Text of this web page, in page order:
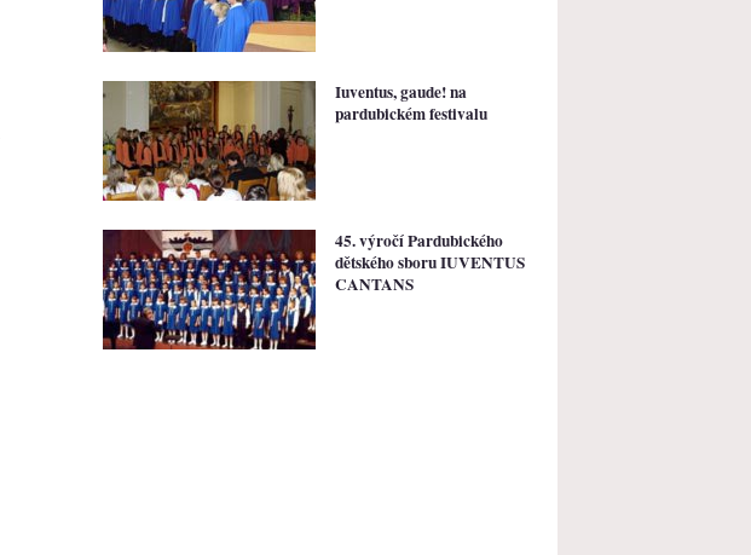
Iuventus, gaude! na
pardubickém festivalu
45. výročí Pardubického
dětského sboru IUVENTUS
CANTANS